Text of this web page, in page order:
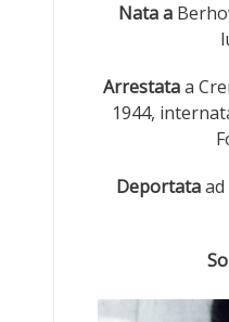
Nata a
Arrestataa
1944,
Deportata